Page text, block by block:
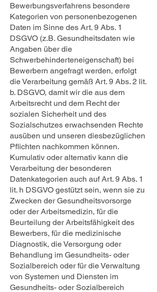
Bewerbungsverfahrens besondere
Kategorien von personenbezogenen
Daten im Sinne des Art. 9 Abs. 1
DSGVO (z.B. Gesundheitsdaten wie
Angaben über die
Schwerbehinderteneigenschaft) bei
Bewerbern angefragt werden, erfolgt
die Verarbeitung gemäß Art. 9 Abs. 2 lit.
b. DSGVO, damit wir die aus dem
Arbeitsrecht und dem Recht der
sozialen Sicherheit und des
Sozialschutzes erwachsenden Rechte
ausüben und unseren diesbezüglichen
Pflichten nachkommen können.
Kumulativ oder alternativ kann die
Verarbeitung der besonderen
Datenkategorien auch auf Art. 9 Abs. 1
lit. h DSGVO gestützt sein, wenn sie zu
Zwecken der Gesundheitsvorsorge
oder der Arbeitsmedizin, für die
Beurteilung der Arbeitsfähigkeit des
Bewerbers, für die medizinische
Diagnostik, die Versorgung oder
Behandlung im Gesundheits- oder
Sozialbereich oder für die Verwaltung
von Systemen und Diensten im
Gesundheits- oder Sozialbereich